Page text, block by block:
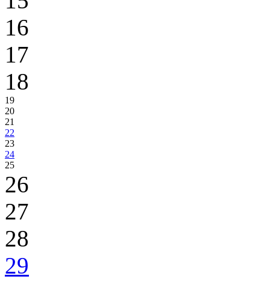
16
17
18
19
20
21
22
23
24
25
26
27
28
29